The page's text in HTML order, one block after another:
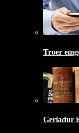
Troer
Geriadur